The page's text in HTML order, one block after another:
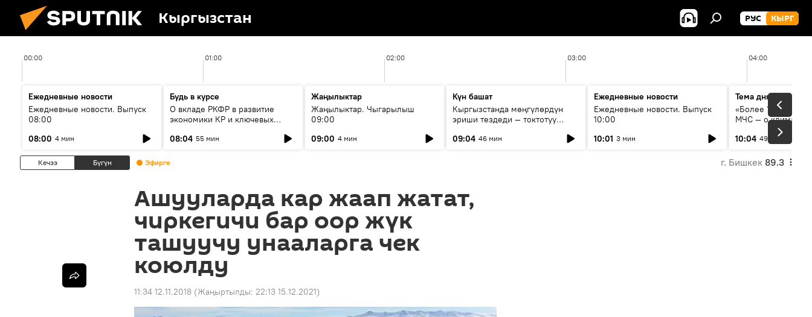
Кыргызстан РУС КЫРГ
00:00 01:00 02:00 03:00 04:00
Ежедневные новости
Ежедневные новости. Выпуск
08:00
08:00 4 мин
Будь в курсе
О вкладе РКФР в развитие
экономики КР и ключевых
08:04 55 мин
Жаңылыктар
Жаңылыктар. Чыгарылыш
09:00
09:00 4 мин
Күн башат
Кыргызстанда мөңгүлөрдүн
эриши тездеди — токтотуу
09:04 46 мин
Ежедневные новости
Ежедневные новости. Выпуск
10:00
10:01 3 мин
Тема дня
«Более 1200 сёл в
МЧС — о климате,
системе
населения
10:04 49 мин
Кечээ Бүгүн Эфирге г. Бишкек 89.3
Ашууларда кар жаап жатат,
чиркегичи бар оор жүк
ташуучу унааларга чек
коюлду
11:34 12.11.2018 (Жаңыртылды: 22:13 15.12.2021)